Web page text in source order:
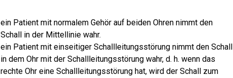
ein Patient mit normalem Gehör auf beiden Ohren nimmt den
Schall in der Mittellinie wahr.
ein Patient mit einseitiger Schallleitungsstörung nimmt den Schall
in dem Ohr mit der Schallleitungsstörung wahr, d. h. wenn das
rechte Ohr eine Schallleitungsstörung hat, wird der Schall zum